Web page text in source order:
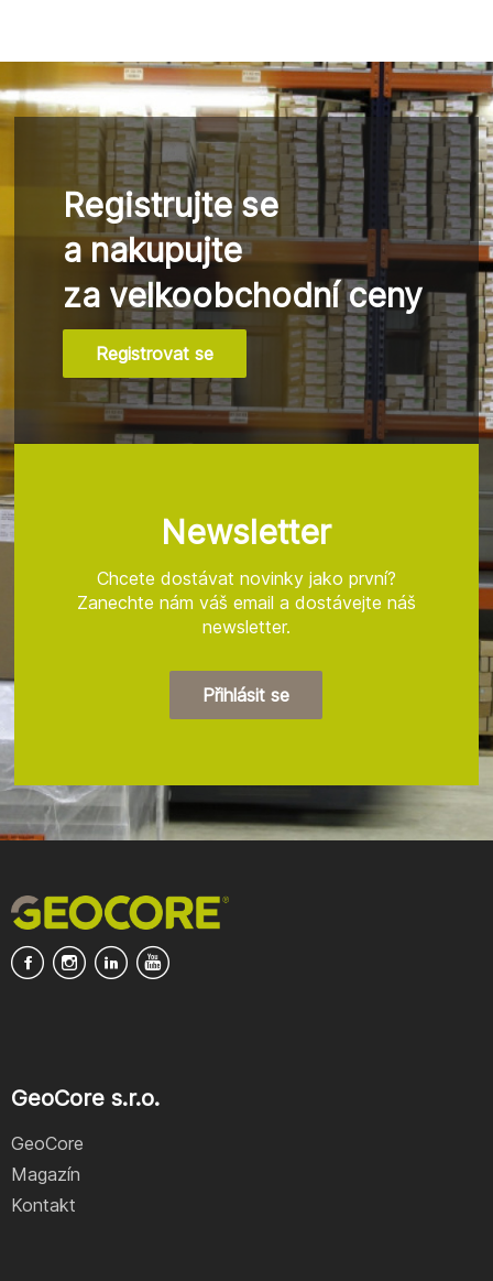
á
p
a
t
í
Registrujte se
a nakupujte
za velkoobchodní ceny
Registrovat se
Newsletter
Chcete dostávat novinky jako první?
Zanechte nám váš email a dostávejte náš
newsletter.
Přihlásit se
GeoCore s.r.o.
GeoCore
Magazín
Kontakt